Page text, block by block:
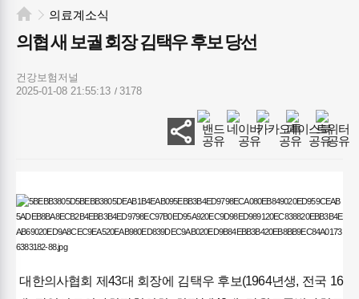
의료계소식
의협 새 보궐 회장 김택우 후보 당선
건강보험저널
2025-01-08 21:55:13
3178
대한의사협회 제43대 회장에 김택우 후보(1964년생, 전국 16